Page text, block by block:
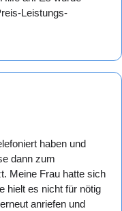
Leistungs-
haben und
dann zum
Meine Frau hatte sich
hielt es nicht für nötig
anriefen und